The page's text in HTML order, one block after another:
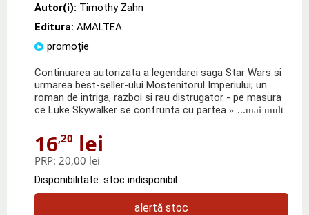
Autor(i): Timothy Zahn
Editura: AMALTEA
promoție
Continuarea autorizata a legendarei saga Star Wars si
urmarea best-seller-ului Mostenitorul Imperiului; un
roman de intriga, razboi si rau distrugator - pe masura
ce Luke Skywalker se confrunta cu partea » ...mai mult
16,20 lei
PRP: 20,00 lei
Disponibilitate: stoc indisponibil
alertă stoc